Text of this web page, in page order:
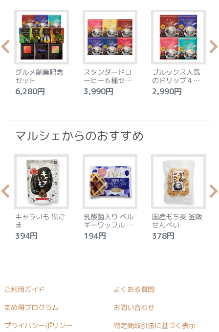
グルメ創業記念
セット
6,280円
スタンダードコ
ーヒー６種セッ
ト
3,990円
ブルックス人気
のドリップ４種
セット
2,990円
マルシェからのおすすめ
キャラいも 黒ご
ま
394円
乳酸菌入り ベル
ギーワッフル プ
レーン
194円
国産もち麦 釜飯
せんべい
378円
ご利用ガイド よくある質問
まめ得プログラム お問い合わせ
プライバシーポリシー 特定商取引法に基づく表示